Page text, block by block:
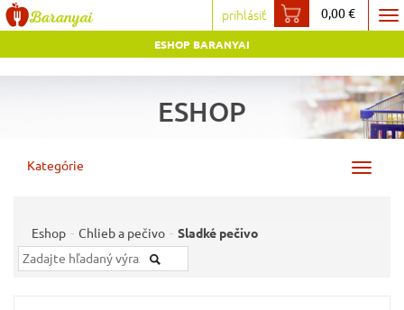
0,00 €
prihlásiť
ESHOP BARANYAI
ESHOP
Kategórie
Toggle
Eshop Chlieb a pečivo Sladké pečivo